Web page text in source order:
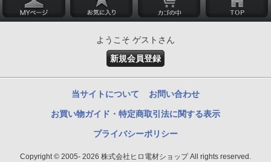
ようこそ ゲストさん
新規会員登録
当サイトについて お問い合わせ
お買い物ガイド・特定商取引法に関する表示
プライバシーポリシー
Copyright © 2005- 2026 株式会社ヒロ電材ショップ All rights reserved.